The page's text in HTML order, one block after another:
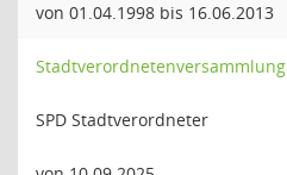
von 01.04.1998 bis 16.06.2013
Stadtverordnetenversammlung
SPD Stadtverordneter